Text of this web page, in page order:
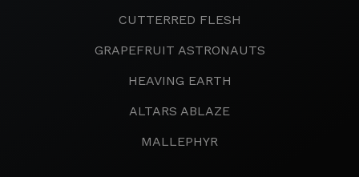
CUTTERRED FLESH
GRAPEFRUIT ASTRONAUTS
HEAVING EARTH
ALTARS ABLAZE
MALLEPHYR